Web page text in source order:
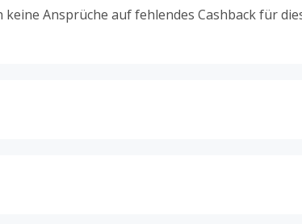
keine Ansprüche auf fehlendes Cashback für